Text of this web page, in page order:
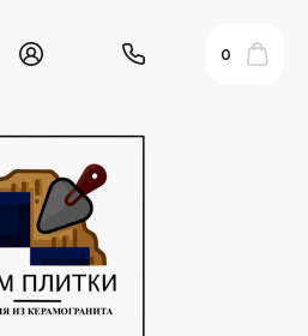
0